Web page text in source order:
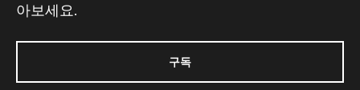
아보세요.
구독